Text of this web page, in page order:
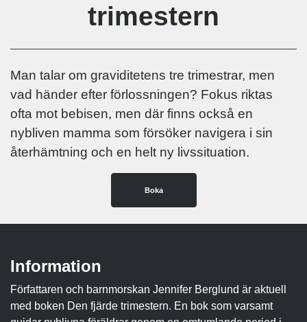
trimestern
Man talar om graviditetens tre trimestrar, men
vad händer efter förlossningen? Fokus riktas
ofta mot bebisen, men där finns också en
nybliven mamma som försöker navigera i sin
återhämtning och en helt ny livssituation.
Boka
Information
Författaren och barnmorskan Jennifer Berglund är aktuell
med boken Den fjärde trimestern. En bok som varsamt